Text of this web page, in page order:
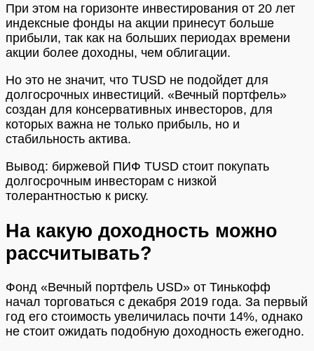
При этом на горизонте инвестирования от 20 лет
индексные фонды на акции принесут больше
прибыли, так как на больших периодах времени
акции более доходны, чем облигации.
Но это не значит, что TUSD не подойдет для
долгосрочных инвестиций. «Вечный портфель»
создан для консервативных инвесторов, для
которых важна не только прибыль, но и
стабильность актива.
Вывод: биржевой ПИФ TUSD стоит покупать
долгосрочным инвесторам с низкой
толерантностью к риску.
На какую доходность можно
рассчитывать?
Фонд «Вечный портфель USD» от Тинькофф
начал торговаться с декабря 2019 года. За первый
год его стоимость увеличилась почти 14%, однако
не стоит ожидать подобную доходность ежегодно.